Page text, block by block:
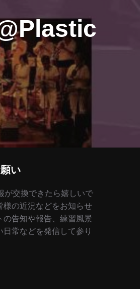
い
が交換できたら嬉しいで
の近況などをお知らせ
の告知や報告、練習風景
常などを発信して参り